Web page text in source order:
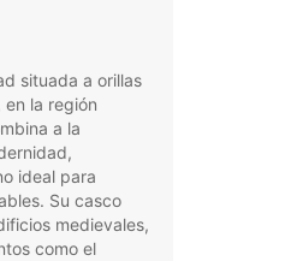
situada a orillas
la región
a la
ideal para
Su casco
medievales,
como el